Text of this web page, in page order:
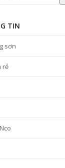
TIN
sơn
rẻ